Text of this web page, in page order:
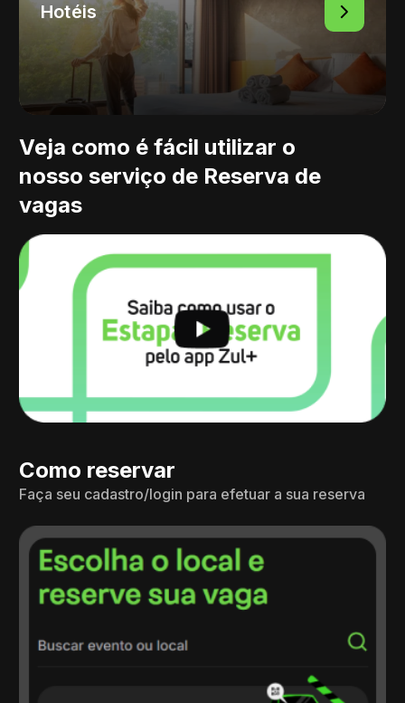
Hotéis
Veja como é fácil utilizar o
nosso serviço de Reserva de
vagas
Como reservar
Faça seu cadastro/login para efetuar a sua reserva